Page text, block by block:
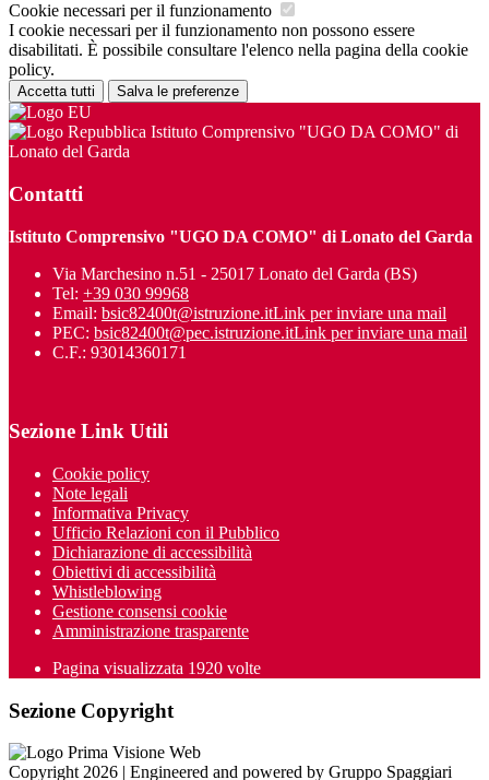
Cookie necessari per il funzionamento
I cookie necessari per il funzionamento non possono essere
disabilitati. È possibile consultare l'elenco nella pagina della cookie
policy.
Accetta tutti Salva le preferenze
Istituto Comprensivo "UGO DA COMO" di
Lonato del Garda
Contatti
Istituto Comprensivo "UGO DA COMO" di Lonato del Garda
Via Marchesino n.51 - 25017 Lonato del Garda (BS)
Tel: +39 030 99968
Email: bsic82400t@istruzione.itLink per inviare una mail
PEC: bsic82400t@pec.istruzione.itLink per inviare una mail
C.F.: 93014360171
Sezione Link Utili
Cookie policy
Note legali
Informativa Privacy
Ufficio Relazioni con il Pubblico
Dichiarazione di accessibilità
Obiettivi di accessibilità
Whistleblowing
Gestione consensi cookie
Amministrazione trasparente
Pagina visualizzata 1920 volte
Sezione Copyright
Copyright 2026 | Engineered and powered by Gruppo Spaggiari